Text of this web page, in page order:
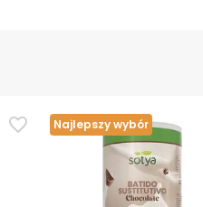
Najlepszy wybór